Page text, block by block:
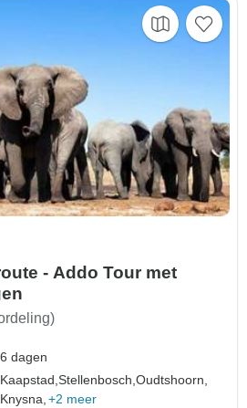
- Addo Tour met
6 dagen
Kaapstad,Stellenbosch,Oudtshoorn,
Knysna, +2 meer